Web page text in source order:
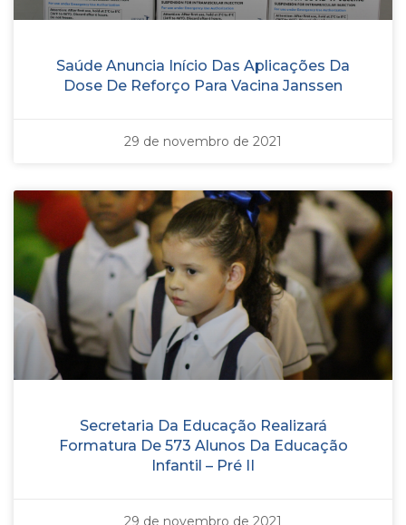
Saúde Anuncia Início Das Aplicações Da
Dose De Reforço Para Vacina Janssen
29 de novembro de 2021
Secretaria Da Educação Realizará
Formatura De 573 Alunos Da Educação
Infantil – Pré II
29 de novembro de 2021